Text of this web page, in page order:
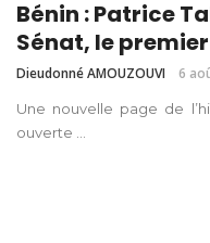
Bénin : Patrice
Sénat, le
Dieudonné AMOUZOUVI 6
Une nouvelle page de
ouverte ...